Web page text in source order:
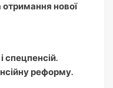
нової
спецпенсій.
реформу.